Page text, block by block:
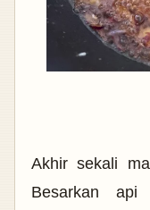
Akhir sekali
Besarkan